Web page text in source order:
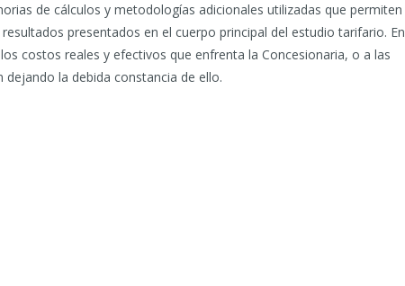
de cálculos y metodologías adicionales utilizadas que permiten
presentados en el cuerpo principal del estudio tarifario. En
costos reales y efectivos que enfrenta la Concesionaria, o a las
la debida constancia de ello.